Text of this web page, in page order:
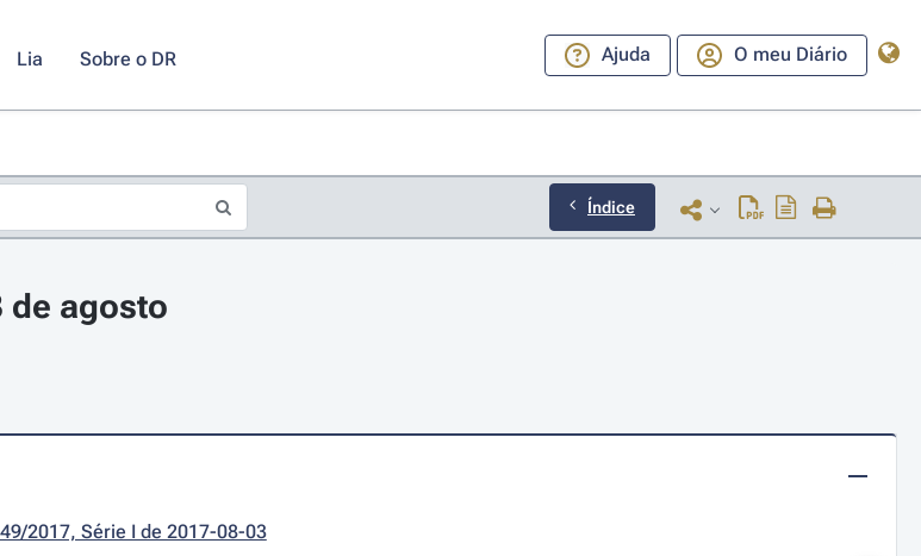
Lia Sobre o DR Ajuda O meu Diário
Índice
de agosto
2017, Série I de 2017-08-03